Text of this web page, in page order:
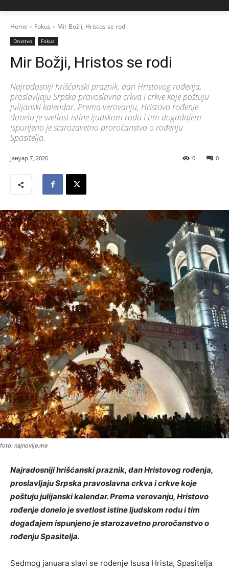
Home Fokus Mir Božji, Hristos se rodi
Drustvo Fokus
Mir Božji, Hristos se rodi
Najradosniji hrišćanski praznik, dan Hristovog rođenja,
proslavljaju Srpska pravoslavna crkva i crkve koje poštuju
julijanski kalendar. Prema verovanju, Hristovo rođenje
donelo je svetlost istine ljudskom rodu i tim događajem
ispunjeno je starozavetno proročanstvo o rođenju
Spasitelja.
јануар 7, 2026 0
0
foto: najnovije.me
Najradosniji hrišćanski praznik, dan Hristovog rođenja,
proslavljaju Srpska pravoslavna crkva i crkve koje
poštuju julijanski kalendar. Prema verovanju, Hristovo
rođenje donelo je svetlost istine ljudskom rodu i tim
događajem ispunjeno je starozavetno proročanstvo o
rođenju Spasitelja.
Sedmog januara slavi se rođenje Isusa Hrista, Spasitelja